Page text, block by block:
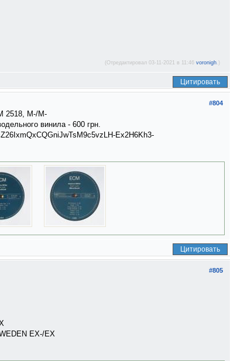
(Отредактировал 03-11-2021 в 11:46 voronigh.)
Цитировать
#804
2518, M-/M-
винила - 600 грн.
Ex2H6Kh3-
Цитировать
#805
EX-/EX